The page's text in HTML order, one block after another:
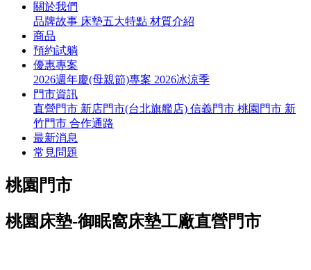
關於我們
品牌故事 床墊五大特點 材質介紹
商品
預約試躺
優惠專案
2026週年慶(母親節)專案 2026冰涼季
門市資訊
直營門市 新店門市(台北旗艦店) 信義門市 桃園門市 新
竹門市 合作通路
最新消息
常見問題
桃園門市
桃園床墊-御眠窩床墊工廠直營門市